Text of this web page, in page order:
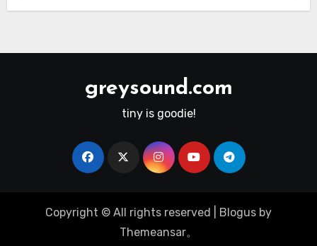
greysound.com
tiny is goodie!
Copyright © All rights reserved Blogus by
Themeansar。